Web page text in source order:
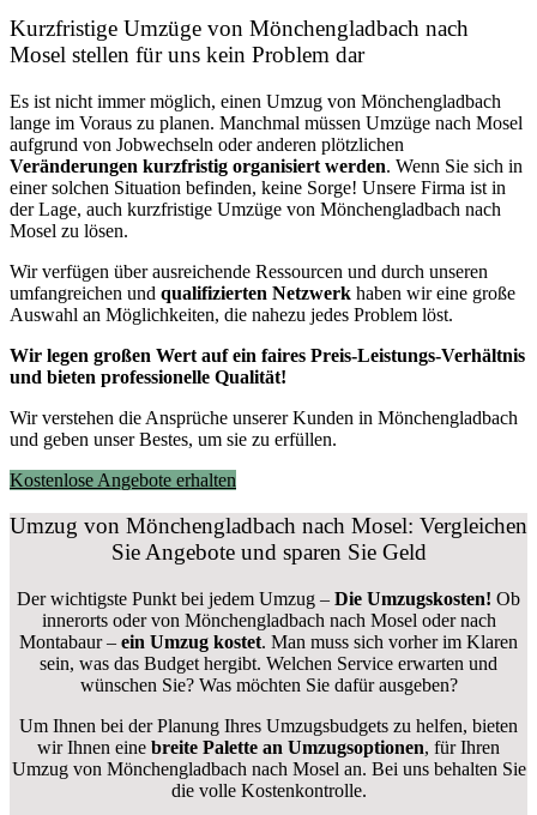
Kurzfristige Umzüge von Mönchengladbach nach
Mosel stellen für uns kein Problem dar
Es ist nicht immer möglich, einen Umzug von Mönchengladbach
lange im Voraus zu planen. Manchmal müssen Umzüge nach Mosel
aufgrund von Jobwechseln oder anderen plötzlichen
Veränderungen kurzfristig organisiert werden. Wenn Sie sich in
einer solchen Situation befinden, keine Sorge! Unsere Firma ist in
der Lage, auch kurzfristige Umzüge von Mönchengladbach nach
Mosel zu lösen.
Wir verfügen über ausreichende Ressourcen und durch unseren
umfangreichen und qualifizierten Netzwerk haben wir eine große
Auswahl an Möglichkeiten, die nahezu jedes Problem löst.
Wir legen großen Wert auf ein faires Preis-Leistungs-Verhältnis
und bieten professionelle Qualität!
Wir verstehen die Ansprüche unserer Kunden in Mönchengladbach
und geben unser Bestes, um sie zu erfüllen.
Kostenlose Angebote erhalten
Umzug von Mönchengladbach nach Mosel: Vergleichen
Sie Angebote und sparen Sie Geld
Der wichtigste Punkt bei jedem Umzug – Die Umzugskosten! Ob
innerorts oder von Mönchengladbach nach Mosel oder nach
Montabaur – ein Umzug kostet. Man muss sich vorher im Klaren
sein, was das Budget hergibt. Welchen Service erwarten und
wünschen Sie? Was möchten Sie dafür ausgeben?
Um Ihnen bei der Planung Ihres Umzugsbudgets zu helfen, bieten
wir Ihnen eine breite Palette an Umzugsoptionen, für Ihren
Umzug von Mönchengladbach nach Mosel an. Bei uns behalten Sie
die volle Kostenkontrolle.